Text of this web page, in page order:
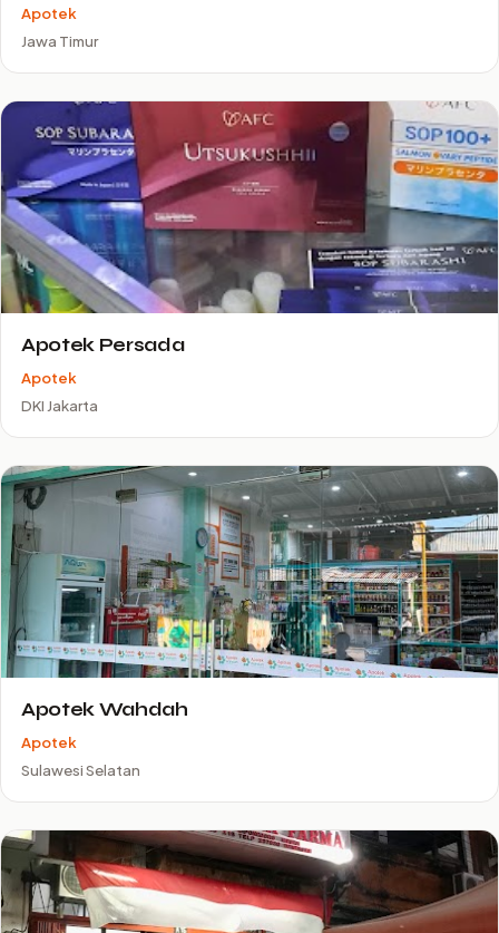
Apotek
Jawa Timur
Apotek Persada
Apotek
DKI Jakarta
Apotek Wahdah
Apotek
Sulawesi Selatan